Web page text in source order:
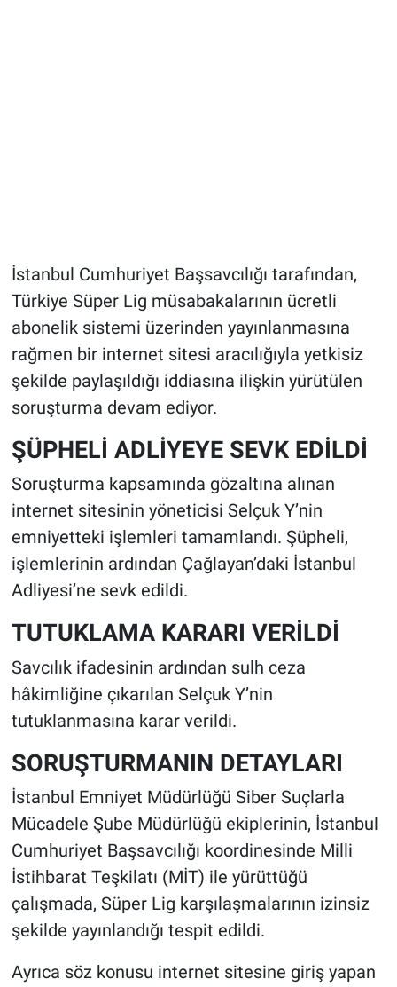
İstanbul Cumhuriyet Başsavcılığı tarafından,
Türkiye Süper Lig müsabakalarının ücretli
abonelik sistemi üzerinden yayınlanmasına
rağmen bir internet sitesi aracılığıyla yetkisiz
şekilde paylaşıldığı iddiasına ilişkin yürütülen
soruşturma devam ediyor.
ŞÜPHELİ ADLİYEYE SEVK EDİLDİ
Soruşturma kapsamında gözaltına alınan
internet sitesinin yöneticisi Selçuk Y’nin
emniyetteki işlemleri tamamlandı. Şüpheli,
işlemlerinin ardından Çağlayan’daki İstanbul
Adliyesi’ne sevk edildi.
TUTUKLAMA KARARI VERİLDİ
Savcılık ifadesinin ardından sulh ceza
hâkimliğine çıkarılan Selçuk Y’nin
tutuklanmasına karar verildi.
SORUŞTURMANIN DETAYLARI
İstanbul Emniyet Müdürlüğü Siber Suçlarla
Mücadele Şube Müdürlüğü ekiplerinin, İstanbul
Cumhuriyet Başsavcılığı koordinesinde Milli
İstihbarat Teşkilatı (MİT) ile yürüttüğü
çalışmada, Süper Lig karşılaşmalarının izinsiz
şekilde yayınlandığı tespit edildi.
Ayrıca söz konusu internet sitesine giriş yapan